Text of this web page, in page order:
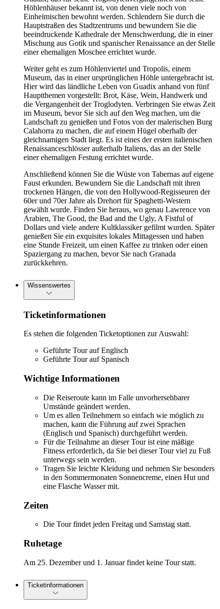
Höhlenhäuser bekannt ist, von denen viele noch von
Einheimischen bewohnt werden. Schlendern Sie durch die
Hauptstraßen des Stadtzentrums und bewundern Sie die
beeindruckende Kathedrale der Menschwerdung, die in einer
Mischung aus Gotik und spanischer Renaissance an der Stelle
einer ehemaligen Moschee errichtet wurde.
Weiter geht es zum Höhlenviertel und Tropolis, einem
Museum, das in einer ursprünglichen Höhle untergebracht ist.
Hier wird das ländliche Leben von Guadix anhand von fünf
Hauptthemen vorgestellt: Brot, Käse, Wein, Handwerk und
die Vergangenheit der Troglodyten. Verbringen Sie etwas Zeit
im Museum, bevor Sie sich auf den Weg machen, um die
Landschaft zu genießen und Fotos von der malerischen Burg
Calahorra zu machen, die auf einem Hügel oberhalb der
gleichnamigen Stadt liegt. Es ist eines der ersten italienischen
Renaissanceschlösser außerhalb Italiens, das an der Stelle
einer ehemaligen Festung errichtet wurde.
Anschließend können Sie die Wüste von Tabernas auf eigene
Faust erkunden. Bewundern Sie die Landschaft mit ihren
trockenen Hängen, die von den Hollywood-Regisseuren der
60er und 70er Jahre als Drehort für Spaghetti-Western
gewählt wurde. Finden Sie heraus, wo genau Lawrence von
Arabien, The Good, the Bad and the Ugly, A Fistful of
Dollars und viele andere Kultklassiker gefilmt wurden. Später
genießen Sie ein exquisites lokales Mittagessen und haben
eine Stunde Freizeit, um einen Kaffee zu trinken oder einen
Spaziergang zu machen, bevor Sie nach Granada
zurückkehren.
Wissenswertes
Ticketinformationen
Es stehen die folgenden Ticketoptionen zur Auswahl:
Geführte Tour auf Englisch
Geführte Tour auf Spanisch
Wichtige Informationen
Die Reiseroute kann im Falle unvorhersehbarer
Umstände geändert werden.
Um es allen Teilnehmern so einfach wie möglich zu
machen, kann die Führung auf zwei Sprachen
(Englisch und Spanisch) durchgeführt werden.
Für die Teilnahme an dieser Tour ist eine mäßige
Fitness erforderlich, da Sie bei dieser Tour viel zu Fuß
unterwegs sein werden.
Tragen Sie leichte Kleidung und nehmen Sie besonders
in den Sommermonaten Sonnencreme, einen Hut und
eine Flasche Wasser mit.
Zeiten
Die Tour findet jeden Freitag und Samstag statt.
Ruhetage
Am 25. Dezember und 1. Januar findet keine Tour statt.
Ticketinformationen